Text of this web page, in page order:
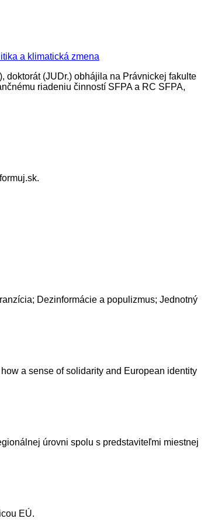
a klimatická zmena
doktorát (JUDr.) obhájila na Právnickej fakulte
riadeniu činností SFPA a RC SFPA,
Dezinformácie a populizmus; Jednotný
a sense of solidarity and European identity
úrovni spolu s predstaviteľmi miestnej
EÚ.